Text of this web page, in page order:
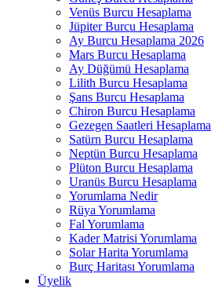
Venüs Burcu Hesaplama
Jüpiter Burcu Hesaplama
Ay Burcu Hesaplama 2026
Mars Burcu Hesaplama
Ay Düğümü Hesaplama
Lilith Burcu Hesaplama
Şans Burcu Hesaplama
Chiron Burcu Hesaplama
Gezegen Saatleri Hesaplama
Satürn Burcu Hesaplama
Neptün Burcu Hesaplama
Plüton Burcu Hesaplama
Uranüs Burcu Hesaplama
Yorumlama Nedir
Rüya Yorumlama​
Fal Yorumlama
Kader Matrisi Yorumlama​
Solar Harita Yorumlama​
Burç Haritası Yorumlama
Üyelik